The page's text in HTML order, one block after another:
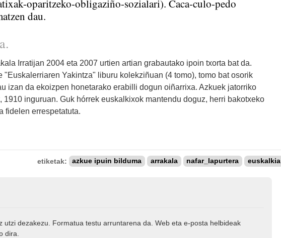
oparitzeko-obligaziño-sozialari). Caca-culo-pedo
dau.
Irratijan 2004 eta 2007 urtien artian grabautako ipoin txorta bat da.
"Euskalerriaren Yakintza" liburu kolekziñuan (4 tomo), tomo bat osorik
izan da ekoizpen honetarako erabilli dogun oiñarrixa. Azkuek jatorriko
inguruan. Guk hórrek euskalkixok mantendu doguz, herri bakotxeko
fidelen errespetatuta.
etiketak: azkue ipuin bilduma arrakala nafar_lapurtera euskalkia
utzi dezakezu. Formatua testu arruntarena da. Web eta e-posta helbideak
dira.